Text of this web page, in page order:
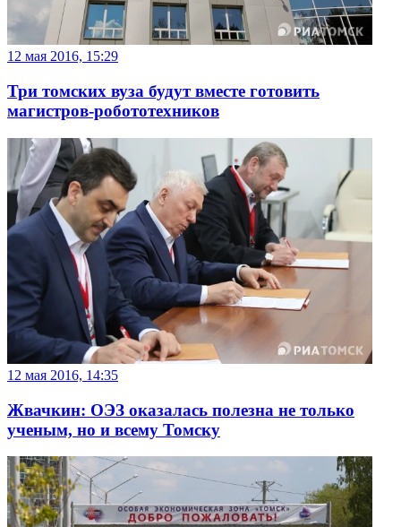
12 мая 2016, 15:29
Три томских вуза будут вместе готовить
магистров-робототехников
12 мая 2016, 14:35
Жвачкин: ОЭЗ оказалась полезна не только
ученым, но и всему Томску